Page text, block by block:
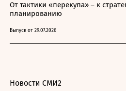
От тактики «перекупа» – к
планированию
Выпуск от 29.07.2026
Новости СМИ2